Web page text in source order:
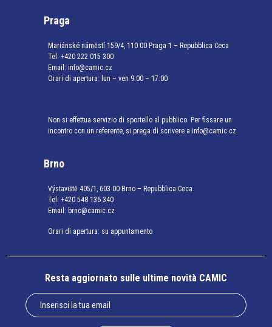
Praga
Mariánské náměstí 159/4, 110 00 Praga 1 – Repubblica Ceca
Tel: +420 222 015 300
Email: info@camic.cz
Orari di apertura: lun – ven 9:00 – 17:00
Non si effettua servizio di sportello al pubblico. Per fissare un
incontro con un referente, si prega di scrivere a info@camic.cz
Brno
Výstaviště 405/1, 603 00 Brno – Repubblica Ceca
Tel: +420 548 136 340
Email: brno@camic.cz
Orari di apertura: su appuntamento
Resta aggiornato sulle ultime novità CAMIC